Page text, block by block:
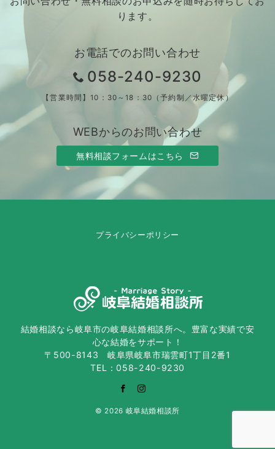
ります。
お電話でのお問い合わせ
058-240-9230
【営業時間】10：30～18：30（予約制／水曜定休）
WEBからのお問い合わせ
無料相談フォームはこちら
プライバシーポリシー
結婚相談なら岐阜市の岐阜結婚相談所へ。豊富な実績で安
心な結婚をサポート！
〒500-8143 岐阜県岐阜市瑞雲町1丁目2番1
TEL：058-240-9230
© 2026 岐阜結婚相談所